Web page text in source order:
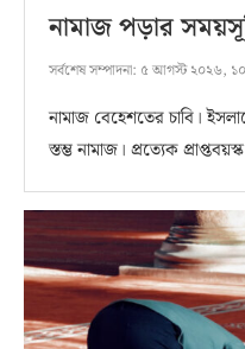
নামাজ পড়ার
সর্বশেষ সম্পাদনা: ৫ আগস্ট ২০২৬,
নামাজ বেহেশতের চাবি।
স্তম্ভ নামাজ। প্রত্যেক